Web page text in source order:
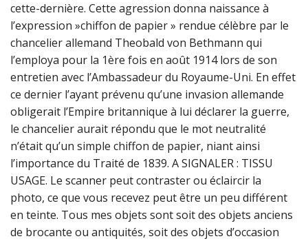
cette-dernière. Cette agression donna naissance à
l’expression »chiffon de papier » rendue célèbre par le
chancelier allemand Theobald von Bethmann qui
l’employa pour la 1ère fois en août 1914 lors de son
entretien avec l’Ambassadeur du Royaume-Uni. En effet
ce dernier l’ayant prévenu qu’une invasion allemande
obligerait l’Empire britannique à lui déclarer la guerre,
le chancelier aurait répondu que le mot neutralité
n’était qu’un simple chiffon de papier, niant ainsi
l’importance du Traité de 1839. A SIGNALER : TISSU
USAGE. Le scanner peut contraster ou éclaircir la
photo, ce que vous recevez peut être un peu différent
en teinte. Tous mes objets sont soit des objets anciens
de brocante ou antiquités, soit des objets d’occasion